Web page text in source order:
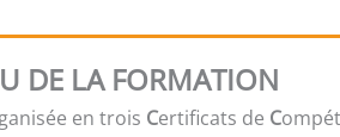
DE LA FORMATION
en trois Certificats de C